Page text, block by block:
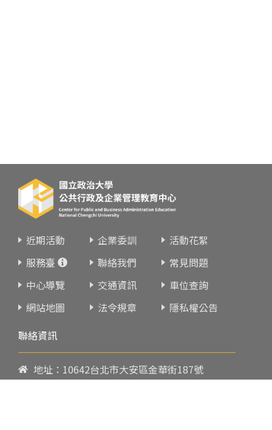
近期活動 企業委訓
活動花絮
服務臺
聯絡我們
常見問題
中心導覽
交通資訊
車位查詢
網站地圖
法令規章
隱私權公告
聯絡資訊
地址：10642台北市大安區金華街187號